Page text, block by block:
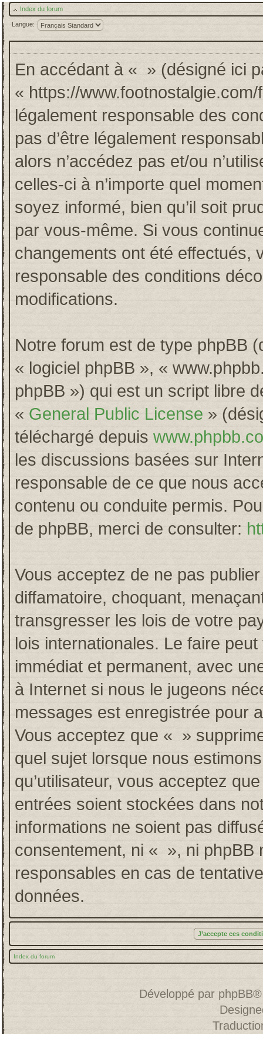
Index du forum
Langue:
En accédant à « » (désigné ici
« https://
légalement responsable des
pas d’être légalement
alors n’accédez pas et/ou
celles-ci à n’importe quel
soyez informé, bien qu’il soit
par vous-même. Si vous
changements ont été effectués,
responsable des conditions
modifications.
Notre forum est de type phpBB
« logiciel phpBB », «
phpBB ») qui est un script libre
« General Public License »
téléchargé depuis
les discussions basées sur
responsable de ce que nous
contenu ou conduite permis.
de phpBB, merci de consulter:
Vous acceptez de ne pas
diffamatoire, choquant,
transgresser les lois de votre
lois internationales. Le faire
immédiat et permanent, avec
à Internet si nous le jugeons
messages est enregistrée pour
Vous acceptez que « »
quel sujet lorsque nous
qu’utilisateur, vous acceptez
entrées soient stockées dans
informations ne soient pas
consentement, ni « », ni phpBB
responsables en cas de
données.
Index du forum
Développé par phpBB®